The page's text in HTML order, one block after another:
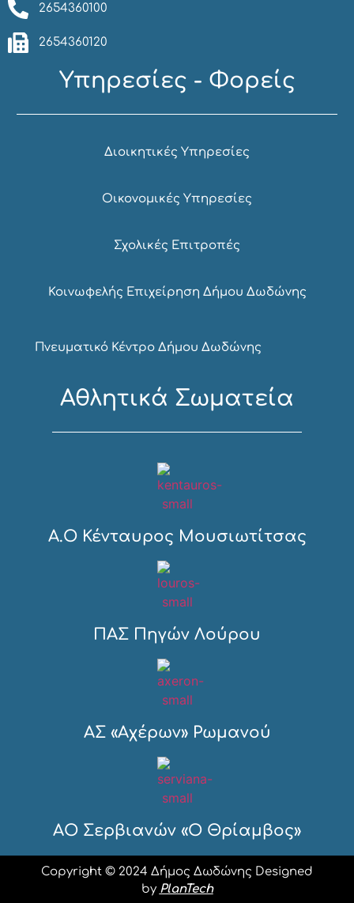
2654360100
2654360120
Υπηρεσίες - Φορείς
Διοικητικές Υπηρεσίες
Οικονομικές Υπηρεσίες
Σχολικές Επιτροπές
Κοινωφελής Επιχείρηση Δήμου Δωδώνης
Πνευματικό Κέντρο Δήμου Δωδώνης
Αθλητικά Σωματεία
Α.Ο Κένταυρος Μουσιωτίτσας
ΠΑΣ Πηγών Λούρου
ΑΣ «Αχέρων» Ρωμανού
ΑΟ Σερβιανών «Ο Θρίαμβος»
Copyright © 2024 Δήμος Δωδώνης Designed
by PlanTech